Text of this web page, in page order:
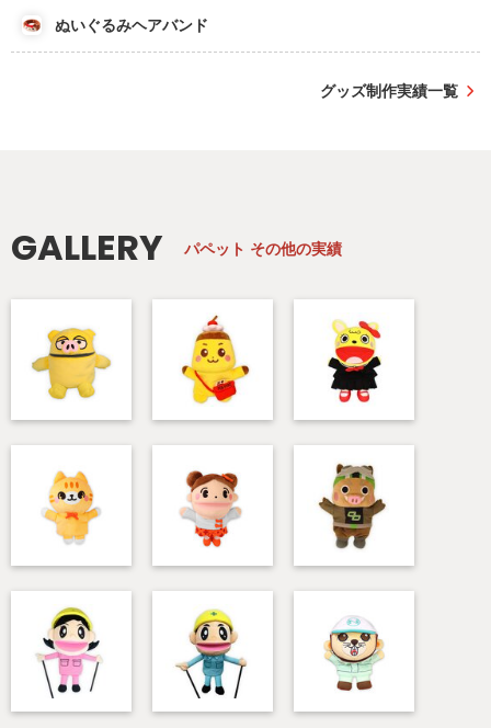
ぬいぐるみヘアバンド
グッズ制作実績一覧
GALLERY パペット その他の実績